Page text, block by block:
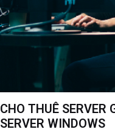
CHO THUÊ SERVER
SERVER WINDOWS